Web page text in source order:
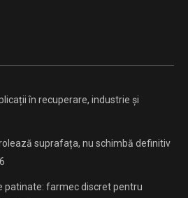
în recuperare, industrie și
suprafața, nu schimbă definitiv
patinate: farmec discret pentru